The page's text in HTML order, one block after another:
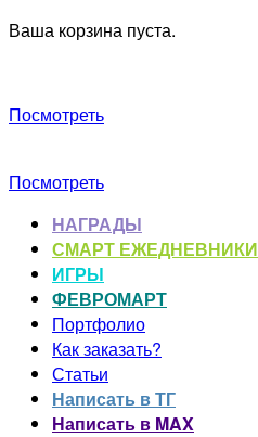
Ваша корзина пуста.
Посмотреть
Посмотреть
НАГРАДЫ
СМАРТ ЕЖЕДНЕВНИКИ
ИГРЫ
ФЕВРОМАРТ
Портфолио
Как заказать?
Статьи
Написать в ТГ
Написать в MAX